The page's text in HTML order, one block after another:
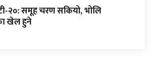
२०: समूह चरण सकियो, भोलि
खेल हुने